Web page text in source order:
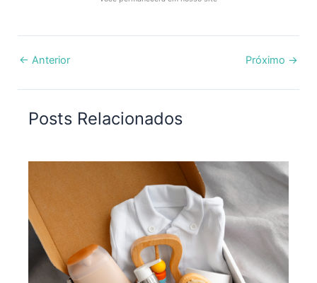
← Anterior Próximo →
Posts Relacionados